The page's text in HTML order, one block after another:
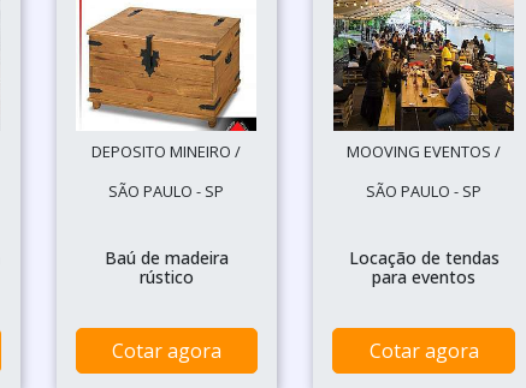
DEPOSITO MINEIRO /
SÃO PAULO - SP
Baú de madeira
rústico
Cotar agora
MOOVING EVENTOS /
SÃO PAULO - SP
Locação de tendas
para eventos
Cotar agora